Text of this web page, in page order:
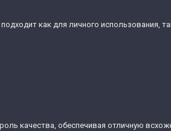
как для личного использования,
качества, обеспечивая отличную